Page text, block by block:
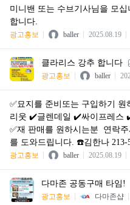
미니밴 또는 수브기사님을 모
합니다.
광고홍보 baller 2025.08.19
클라리스 강추 합니다
광고홍보 baller
✅묘지를 준비또는 구입하기
리웃 ✔️글렌데일 ✔️싸이프레스
✅재 판매를 원하시는분 연락
를 도와드립니다. ☎️김한나 213-
광고홍보 baller 2025.08.19
다마존 공동구매 타임!
광고홍보 다마존샵